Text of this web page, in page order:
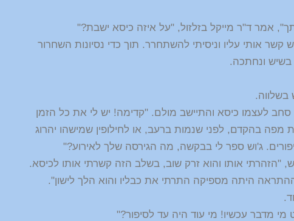
אמר ד"ר מייקל בזלזול, "על איזה כיסא ישבת?"
אותי עליו וניסיתי להשתחרר. תוך כדי נסיונות השחרור
ונחתכה.
בשלווה.
לעצמו כיסא והתיישב מולם. "קדימה! יש לי את כל הזמן
בהקדם, לפני שנמות ברעב, או לחילופין שמישהו יהרוג
ג'וש ספר לי בבקשה, מה הגירסה שלך לאירוע?"
"הזהרתי אותו והוא זרק שוב, בשלב הזה קשרתי אותו לכיסא.
היתה מספיקה התרתי את כבליו והוא הלך לישון".
מדבר עכשיו! מי עוד היה עד לסיפור?"